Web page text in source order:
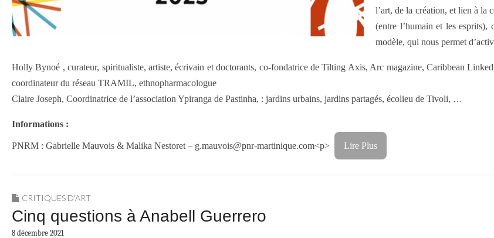
l’art, de la création, et lien à la
(entre l’humain et les esprits),
modèle, qui nous permet
Holly Bynoé , curateur, spiritualiste, artiste, écrivain et doctorants, co-fondatrice de Tilting Axis, Arc magazine, Caribbean
coordinateur du réseau TRAMIL, ethnopharmacologue
Claire Joseph, Coordinatrice de l’association Ypiranga de Pastinha, : jardins urbains, jardins partagés, écolieu de Tivoli, …
Informations :
PNRM : Gabrielle Mauvois & Malika Nestoret – g.mauvois@pnr-martinique.com<p> Lire Plus
CRITIQUES D'ART
Cinq questions à Anabell Guerrero
8 décembre 2021